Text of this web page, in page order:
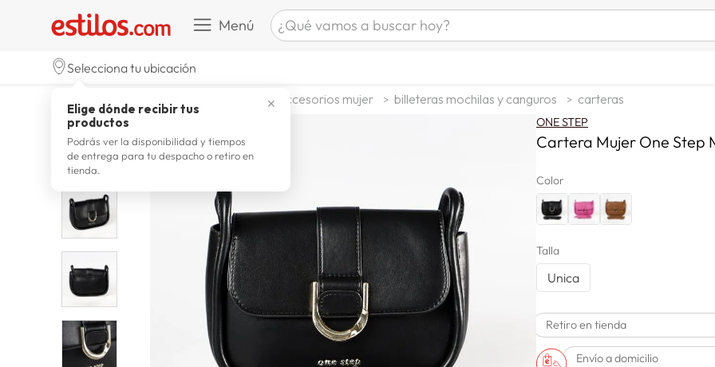
Menú ¿Qué vamos a buscar hoy?
celulares
tv
laptop
terrex
spiderman
lavadora
Selecciona tu ubicación
✕
Elige dónde recibir tus
productos
Podrás ver la disponibilidad y tiempos
de entrega para tu despacho o retiro en
tienda.
accesorios mujer billeteras mochilas y canguros carteras
ONE STEP
Cartera Mujer One Step
Color
Talla
Unica
Retiro en tienda
Envío a domicilio